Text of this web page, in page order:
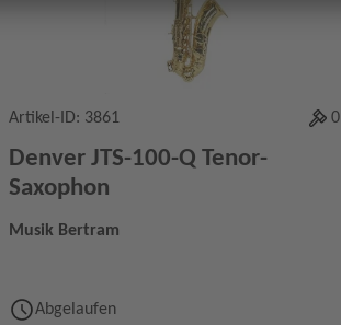
Artikel-ID: 3861 0
Denver JTS-100-Q Tenor-
Saxophon
Musik Bertram
Abgelaufen